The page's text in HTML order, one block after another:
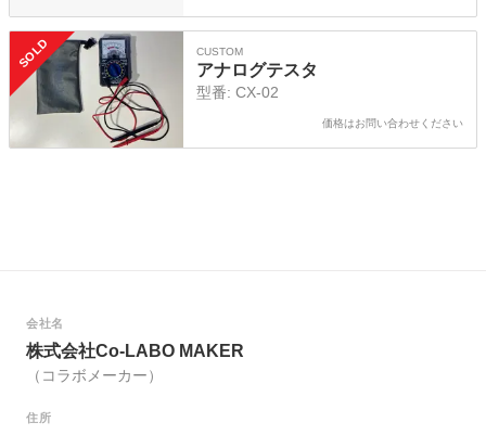
SOLD CUSTOM
アナログテスタ
型番: CX-02
価格はお問い合わせください
会社名
株式会社Co-LABO MAKER
（コラボメーカー）
住所